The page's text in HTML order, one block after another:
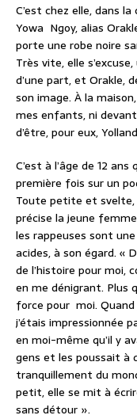
C’est chez elle, dans
Yowa Ngoy, alias
porte une robe noire
Très vite, elle
d’une part, et Orakle,
son image. À la
mes enfants, ni
d’être, pour eux,
C’est à l’âge de 12
première fois sur un
Toute petite et svelte,
précise la jeune
les rappeuses sont
acides, à son égard. «
de l’histoire pour moi,
en me dénigrant. Plus
force pour moi.
j’étais impressionnée
en moi-même qu’il y
gens et les poussait à
tranquillement du
petit, elle se mit à
sans détour ».